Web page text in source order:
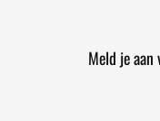
Meld je